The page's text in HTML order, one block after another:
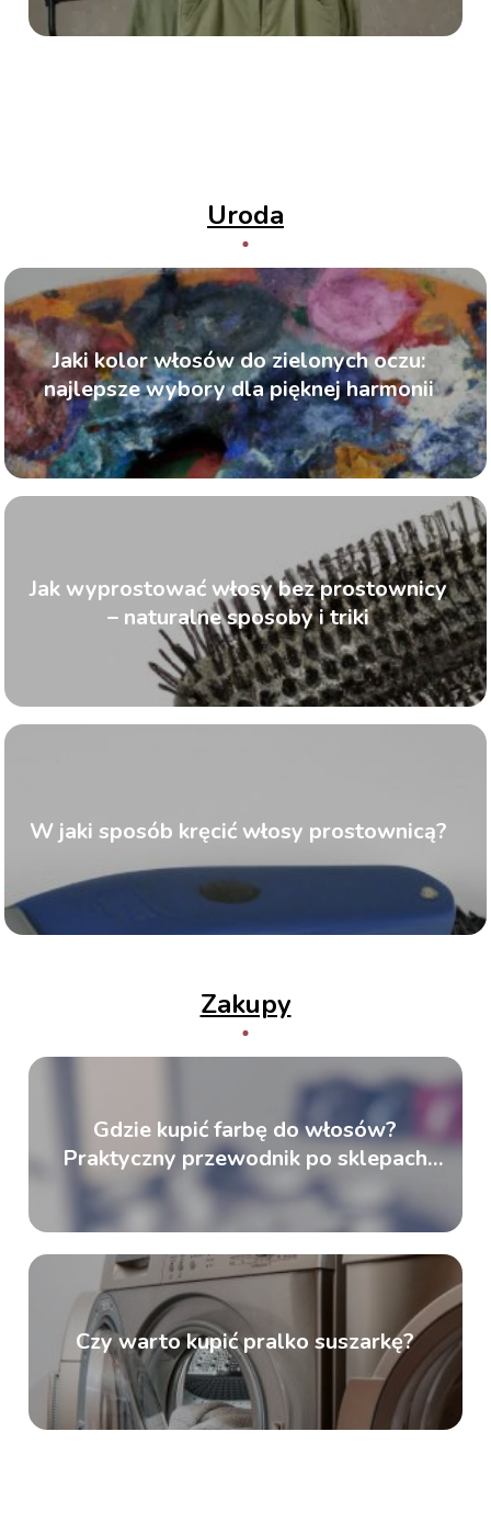
Uroda
Jaki kolor włosów do zielonych oczu:
najlepsze wybory dla pięknej harmonii
Jak wyprostować włosy bez prostownicy
– naturalne sposoby i triki
W jaki sposób kręcić włosy prostownicą?
Zakupy
Gdzie kupić farbę do włosów?
Praktyczny przewodnik po sklepach
kosmetycznych
Czy warto kupić pralko suszarkę?